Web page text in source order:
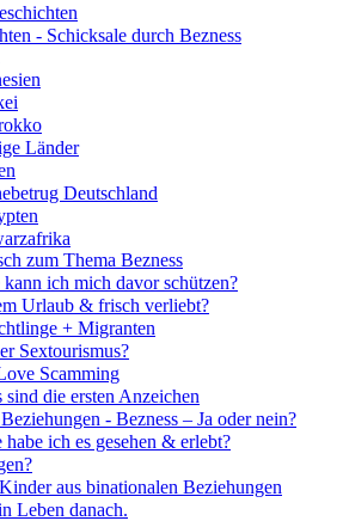
- Schicksale durch Bezness
Länder
Deutschland
zum Thema Bezness
ich mich davor schützen?
Urlaub & frisch verliebt?
+ Migranten
Sextourismus?
Scamming
die ersten Anzeichen
- Bezness – Ja oder nein?
ich es gesehen & erlebt?
aus binationalen Beziehungen
Leben danach.